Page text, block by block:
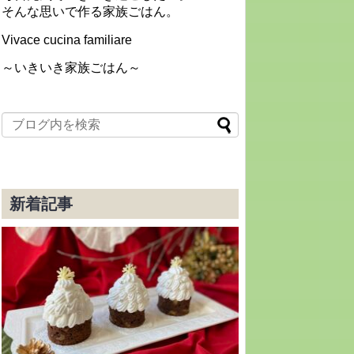
そんな思いで作る家族ごはん。
Vivace cucina familiare
～いきいき家族ごはん～
新着記事